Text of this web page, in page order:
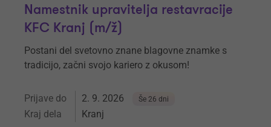
Namestnik upravitelja restavracije
KFC Kranj (m/ž)
Postani del svetovno znane blagovne znamke s
tradicijo, začni svojo kariero z okusom!
Prijave do 2. 9. 2026 Še 26 dni
Kraj dela Kranj